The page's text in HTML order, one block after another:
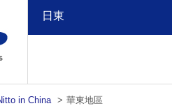
日東
in China > 華東地區